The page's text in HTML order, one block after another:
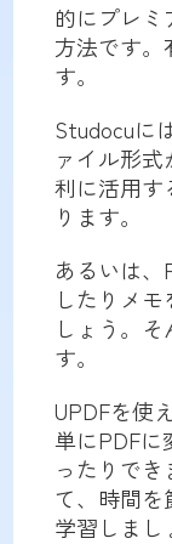
的にプレミ
方法です。
す。
Studocuに
ァイル形
利に活用す
ります。
あるいは
したりメ
しょう。
す。
UPDFを使
単にPDFに
ったりでき
て、時間を
学習しまし